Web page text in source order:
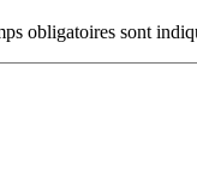
obligatoires sont